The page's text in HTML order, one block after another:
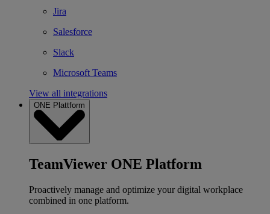
Jira
Salesforce
Slack
Microsoft Teams
View all integrations
ONE Plattform
TeamViewer ONE Platform
Proactively manage and optimize your digital workplace
combined in one platform.